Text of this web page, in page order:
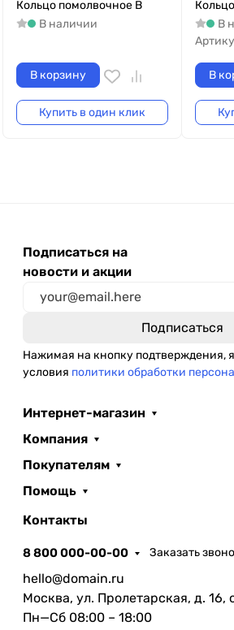
Кольцо помолвочное B
В наличии
В корзину
Купить в один клик
В
В
Подписаться на
новости и акции
Нажимая на кнопку подтверждения,
условия политики обработки
Интернет-магазин
Компания
Покупателям
Помощь
Контакты
8 800 000-00-00 Заказать
hello@domain.ru
Москва, ул. Пролетарская, д. 16,
Пн—Сб 08:00 – 18:00